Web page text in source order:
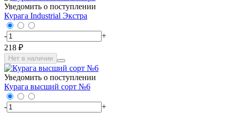
Уведомить о поступлении
Курага Industrial Экстра
-
+
218 ₽
Нет в наличии
Уведомить о поступлении
Курага высший сорт №6
-
+